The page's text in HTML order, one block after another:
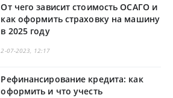
От чего зависит стоимость ОСАГО и
как оформить страховку на машину
в 2025 году
2-07-2023, 12:17
Рефинансирование кредита: как
оформить и что учесть